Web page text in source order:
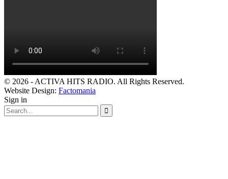
© 2026 - ACTIVA HITS RADIO. All Rights Reserved.
Website Design: Factomania
Sign in